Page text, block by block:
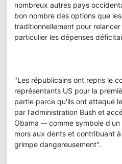
nombreux autres pays
bon nombre des options que
traditionnellement pour
particulier les dépenses
"Les républicains ont repris le
représentants US pour la
partie parce qu'ils ont attaqué
par l'administration Bush et
Obama -- comme symbole
mors aux dents et contribuant
grimpe dangereusement".